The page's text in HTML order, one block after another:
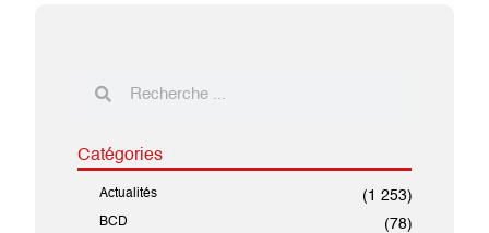
Catégories
Actualités (1 253)
BCD (78)